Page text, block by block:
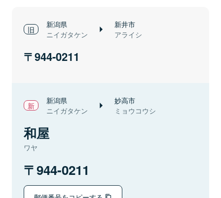
新潟県
ニイガタケン
新井市
アライシ
944-0211
新潟県
ニイガタケン
妙高市
ミョウコウシ
和屋
ワヤ
944-0211